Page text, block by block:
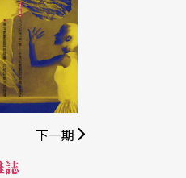
下一期
誌